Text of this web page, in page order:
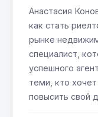
Анастасия
как стать
рынке
специалист,
успешного
теми, кто
повысить свой